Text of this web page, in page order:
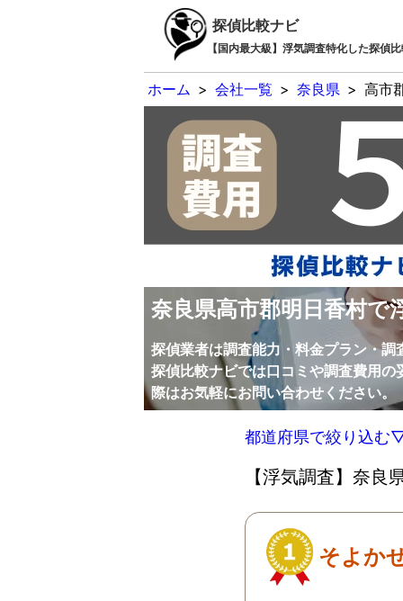
探偵比較ナビ
【国内最大級】浮気調査特化した探偵
ホーム > 会社一覧 > 奈良県 > 高市
奈良県高市郡明日香村で
探偵業者は調査能力・料金プラン・
探偵比較ナビでは口コミや調査費用
際はお気軽にお問い合わせください。
都道府県で絞り込む
【浮気調査】奈良
そよか